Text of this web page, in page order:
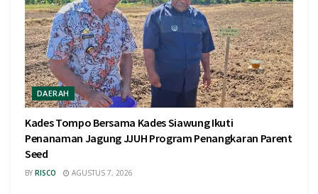
DAERAH
Kades Tompo Bersama Kades Siawung Ikuti
Penanaman Jagung JJUH Program Penangkaran Parent
Seed
BY RISCO AGUSTUS 7, 2026